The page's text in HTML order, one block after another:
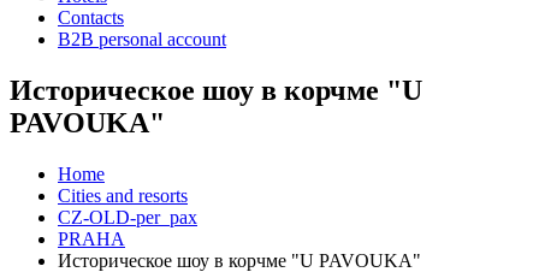
Contacts
B2B personal account
Историческое шоу в корчме "U
PAVOUKA"
Home
Cities and resorts
CZ-OLD-per_pax
PRAHA
Историческое шоу в корчме "U PAVOUKA"